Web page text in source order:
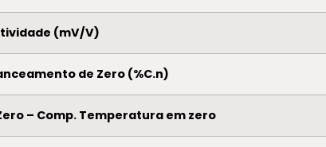
(mV/V)
de Zero (%C.n)
– Comp. Temperatura em zero